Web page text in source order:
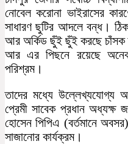
নোবেল করোনা ভাইরাসের
সাধারণ ছুটির আদলে বন্ধ।
আর অর্কিড ছুঁই ছুঁই করছে চাঁসক
আর এর পিছনে রয়েছে
পরিশ্রম।
তাদের মধ্যে উল্লেখ্যযোগ্য
প্রেমী সাবেক প্রধান
হোসেন পিপিএ (বর্তমানে
সাজানোর কার্যক্রম।